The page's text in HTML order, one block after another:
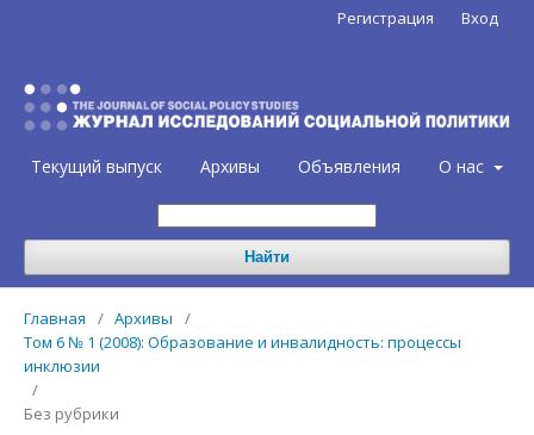
Текущий выпуск Архивы Объявления О нас
Найти
Регистрация Вход
Главная / Архивы
/
Том 6 № 1 (2008): Образование и инвалидность: процессы
инклюзии
/
Без рубрики